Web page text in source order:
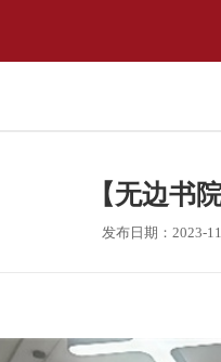
【无边书
发布日期：2023-